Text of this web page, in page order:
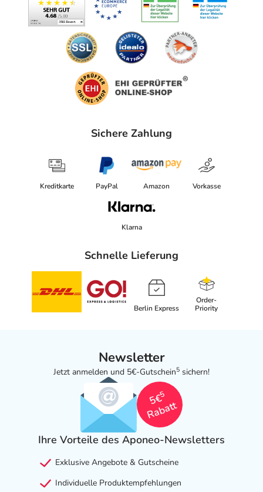
Sichere Zahlung
Kreditkarte PayPal Amazon Vorkasse
Klarna
Schnelle Lieferung
Berlin Express
Order-
Priority
Newsletter
Jetzt anmelden und 5€-Gutschein5 sichern!
5€
5
Rabatt
Ihre Vorteile des Aponeo-Newsletters
Exklusive Angebote & Gutscheine
Individuelle Produktempfehlungen